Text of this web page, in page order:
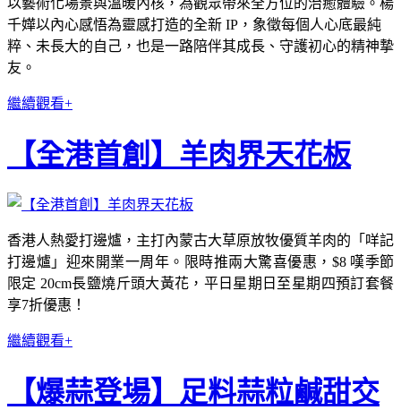
千嬅以內心感悟為靈感打造的全新 IP，象徵每個人心底最純
粹、未長大的自己，也是一路陪伴其成長、守護初心的精神摯
友。
繼續觀看+
【全港首創】羊肉界天花板
香港人熱愛打邊爐，主打內蒙古大草原放牧優質羊肉的「咩記
打邊爐」迎來開業一周年。限時推兩大驚喜優惠，$8 嘆季節
限定 20cm長鹽燒斤頭大黃花，平日星期日至星期四預訂套餐
享7折優惠！
繼續觀看+
【爆蒜登場】足料蒜粒鹹甜交